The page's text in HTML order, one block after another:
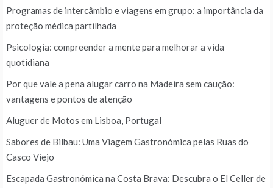
Programas de intercâmbio e viagens em grupo: a importância da
proteção médica partilhada
Psicologia: compreender a mente para melhorar a vida
quotidiana
Por que vale a pena alugar carro na Madeira sem caução:
vantagens e pontos de atenção
Aluguer de Motos em Lisboa, Portugal
Sabores de Bilbau: Uma Viagem Gastronómica pelas Ruas do
Casco Viejo
Escapada Gastronómica na Costa Brava: Descubra o El Celler de